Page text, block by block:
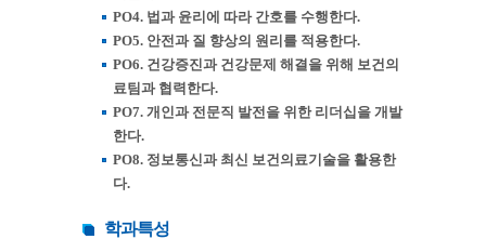
PO4. 법과 윤리에 따라 간호를 수행한다.
PO5. 안전과 질 향상의 원리를 적용한다.
PO6. 건강증진과 건강문제 해결을 위해 보건의
료팀과 협력한다.
PO7. 개인과 전문직 발전을 위한 리더십을 개발
한다.
PO8. 정보통신과 최신 보건의료기술을 활용한
다.
학과특성